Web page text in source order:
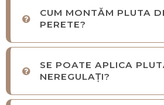
CUM MONTĂM PLUTA
PERETE?
SE POATE APLICA
NEREGULAȚI?